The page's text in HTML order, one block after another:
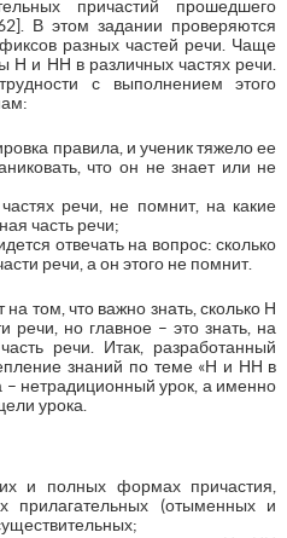
причастий прошедшего
В этом задании проверяются
разных частей речи. Чаще
Н и НН в различных частях речи.
с выполнением этого
правила, и ученик тяжело ее
что он не знает или не
речи, не помнит, на какие
часть речи;
отвечать на вопрос: сколько
речи, а он этого не помнит.
том, что важно знать, сколько Н
речи, но главное – это знать, на
речи. Итак, разработанный
знаний по теме «Н и НН в
– нетрадиционный урок, а именно
урока.
и полных формах причастия,
прилагательных (отыменных и